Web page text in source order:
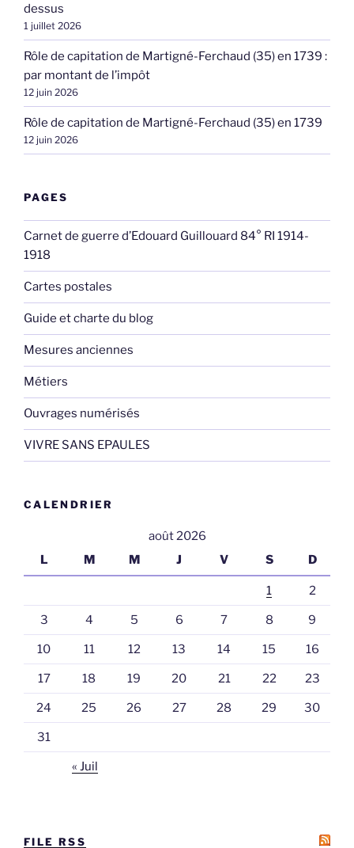
dessus
1 juillet 2026
Rôle de capitation de Martigné-Ferchaud (35) en 1739 :
par montant de l’impôt
12 juin 2026
Rôle de capitation de Martigné-Ferchaud (35) en 1739
12 juin 2026
PAGES
Carnet de guerre d’Edouard Guillouard 84° RI 1914-
1918
Cartes postales
Guide et charte du blog
Mesures anciennes
Métiers
Ouvrages numérisés
VIVRE SANS EPAULES
CALENDRIER
août 2026
L
M M J V S D
1 2
3 4 5 6 7 8 9
10 11 12 13 14 15 16
17 18 19 20 21 22 23
24 25 26 27 28 29 30
31
« Juil
FILE RSS